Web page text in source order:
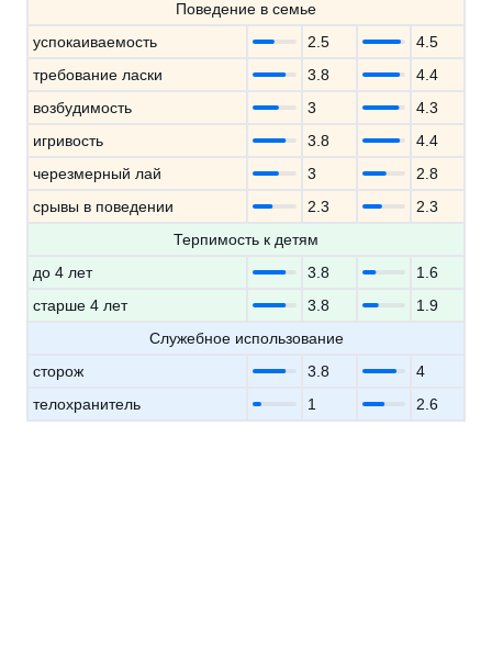
Поведение в семье
успокаиваемость
2.5
4.5
требование ласки
3.8
4.4
возбудимость
3
4.3
игривость
3.8
4.4
черезмерный лай
3
2.8
срывы в поведении
2.3
2.3
Терпимость к детям
до 4 лет
3.8
1.6
старше 4 лет
3.8
1.9
Служебное использование
сторож
3.8
4
телохранитель
1 2.6